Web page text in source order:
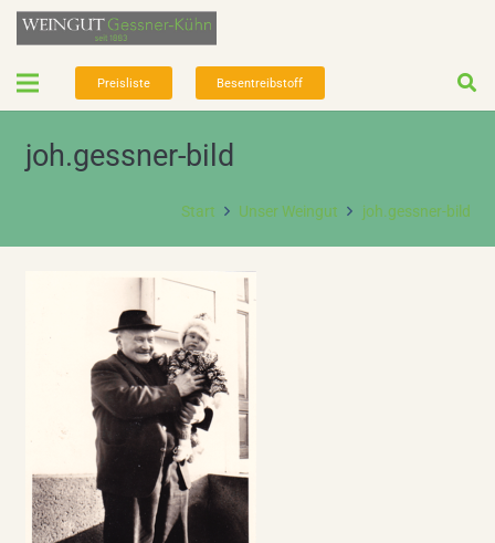
Preisliste Besentreibstoff
joh.gessner-bild
Start Unser Weingut joh.gessner-bild